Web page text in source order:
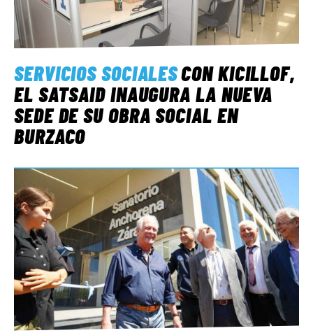
SERVICIOS SOCIALESCON KICILLOF,
EL SATSAID INAUGURA LA NUEVA
SEDE DE SU OBRA SOCIAL EN
BURZACO